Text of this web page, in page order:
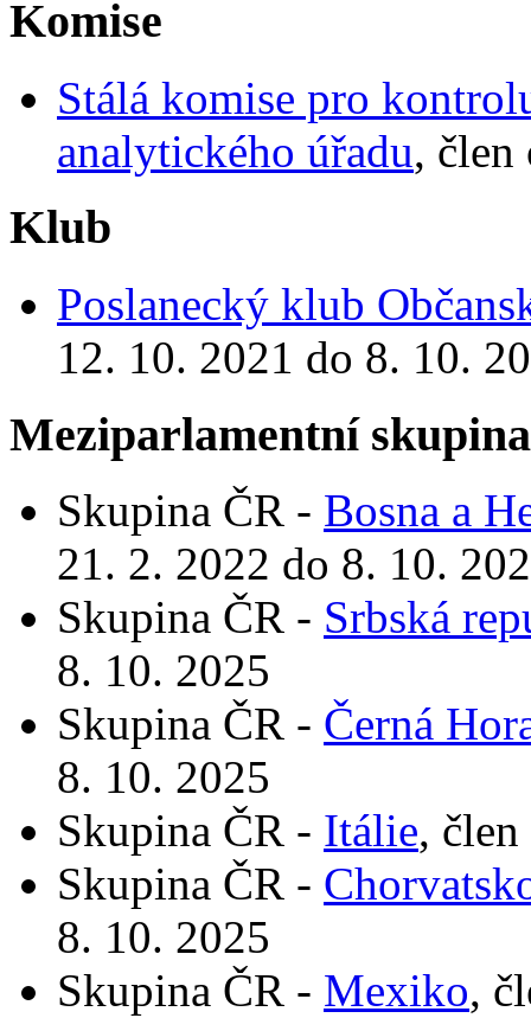
Komise
Stálá komise pro
analytického úřadu, člen
Klub
Poslanecký klub
12. 10. 2021 do 8. 10.
Meziparlamentní
Skupina ČR - Bosna a
21. 2. 2022 do 8. 10.
Skupina ČR - Srbská
8. 10. 2025
Skupina ČR - Černá
8. 10. 2025
Skupina ČR - Itálie,
Skupina ČR -
8. 10. 2025
Skupina ČR - Mexiko,